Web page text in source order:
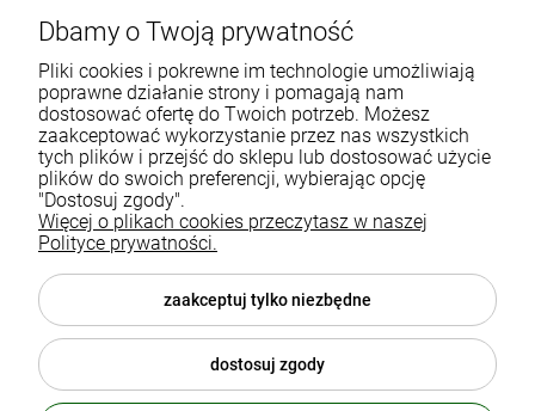
Gdańska 60
90-616 Łódź
790 727 174
sklep@eko-familia.pl
Informacje o sklepie
Suplementy diety
Popularne kategorie
Moje konto
Dbamy o Twoją prywatność
Pliki cookies i pokrewne im technologie umożliwiają
poprawne działanie strony i pomagają nam
dostosować ofertę do Twoich potrzeb. Możesz
zaakceptować wykorzystanie przez nas wszystkich
tych plików i przejść do sklepu lub dostosować użycie
plików do swoich preferencji, wybierając opcję
"Dostosuj zgody".
Więcej o plikach cookies przeczytasz w naszej
Polityce prywatności.
zaakceptuj tylko niezbędne
dostosuj zgody
Zasubskrybuj nasz newsletter
i otrzymaj5% rabatu na zakupy.
Twój email